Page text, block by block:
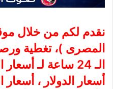
نقدم لكم من خلال
المصرى )، تغطية
الـ 24 ساعة لـ
أسعار الدولار ، أسعار